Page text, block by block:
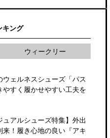
キング
ウィークリー
ウェルネスシューズ「パス
やすく履かせやすい工夫を
ュアルシューズ特集】外出
来！履き心地の良い『アキ